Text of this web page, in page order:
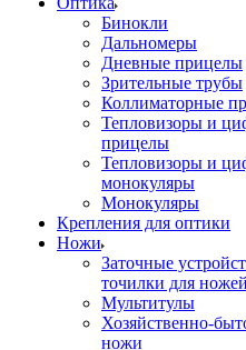
Бинокли
Дальномеры
Дневные прицелы
Зрительные трубы
Коллиматорные
Тепловизоры и
прицелы
Тепловизоры и
монокуляры
Монокуляры
Крепления для оптики
Ножи
Заточные
точилки для ножей
Мультитулы
Хозяйственно-
ножи